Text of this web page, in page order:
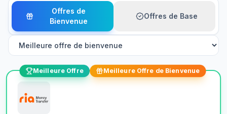
Offres de
Bienvenue
Offres de Base
Meilleure Offre Meilleure Offre de Bienvenue